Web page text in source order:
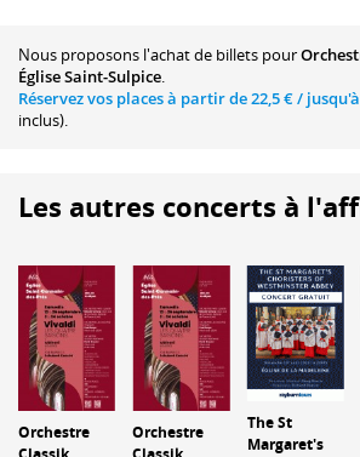
Nous proposons l'achat de billets pour
Église Saint-Sulpice.
Réservez vos places à partir de22,5 €/ jusqu'à
inclus).
Les autres concerts à
Orchestre
Orchestre
The St
Margaret's